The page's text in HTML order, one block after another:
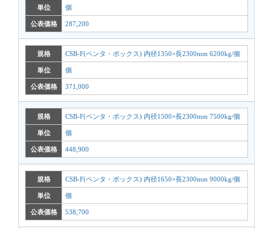
単位 個
公表価格 287,200
規格 CSB-F(ペンタ・ボックス) 内径1350×長2300mm 6200kg/個
単位 個
公表価格 371,000
規格 CSB-F(ペンタ・ボックス) 内径1500×長2300mm 7500kg/個
単位 個
公表価格 448,900
規格 CSB-F(ペンタ・ボックス) 内径1650×長2300mm 9000kg/個
単位 個
公表価格 538,700